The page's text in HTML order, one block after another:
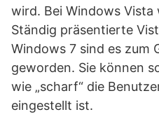
wird. Bei Windows
Ständig präsentierte
Windows 7 sind es zum
geworden. Sie können
wie „scharf“ die
eingestellt ist.